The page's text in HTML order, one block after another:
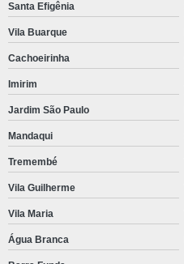
Santa Efigênia
Vila Buarque
Cachoeirinha
Imirim
Jardim São Paulo
Mandaqui
Tremembé
Vila Guilherme
Vila Maria
Água Branca